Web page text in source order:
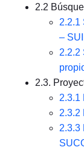
2.2
2.2.1
–
2.2.2
2.3.
2.3.1
2.3.2
2.3.3